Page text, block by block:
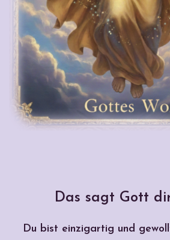
Das sagt Gott
Du bist einzigartig und